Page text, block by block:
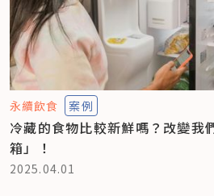
永續飲食 案例
冷藏的食物比較新鮮嗎？改變我
箱」！
2025.04.01